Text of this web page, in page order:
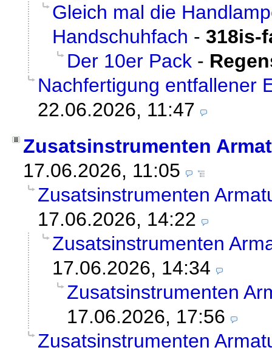
Gleich mal die
Handschuhfach - 318is-
Der 10er Pack -
Nachfertigung entfallener
22.06.2026, 11:47
Zusatsinstrumenten
17.06.2026, 11:05
Zusatsinstrumenten
17.06.2026, 14:22
Zusatsinstrumenten
17.06.2026, 14:34
Zusatsinstrumenten
17.06.2026, 17:56
Zusatsinstrumenten